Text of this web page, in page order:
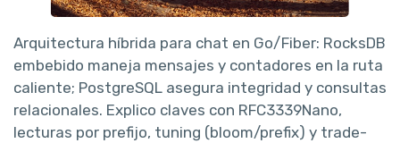
Arquitectura híbrida para chat en Go/Fiber: RocksDB
embebido maneja mensajes y contadores en la ruta
caliente; PostgreSQL asegura integridad y consultas
relacionales. Explico claves con RFC3339Nano,
lecturas por prefijo, tuning (bloom/prefix) y trade-